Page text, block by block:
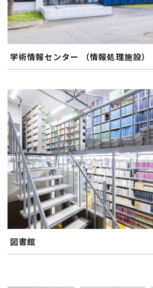
学術情報センター （情報処理施設）
図書館